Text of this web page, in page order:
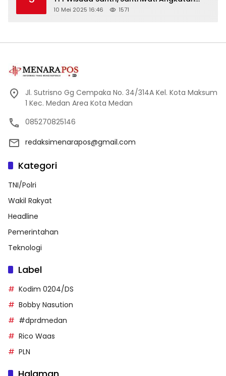
XXXIII
10 Mei 2025 16:46 1571
Jl. Sutrisno Gg Cempaka No. 34/314A Kel. Kota Maksum
1 Kec. Medan Area Kota Medan
085270825146
redaksimenarapos@gmail.com
Kategori
TNI/Polri
Wakil Rakyat
Headline
Pemerintahan
Teknologi
Label
Kodim 0204/DS
Bobby Nasution
#dprdmedan
Rico Waas
PLN